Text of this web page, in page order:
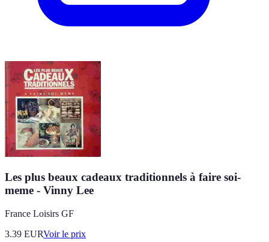
Les plus beaux cadeaux traditionnels à faire soi-
meme - Vinny Lee
France Loisirs GF
3.39 EURVoir le prix